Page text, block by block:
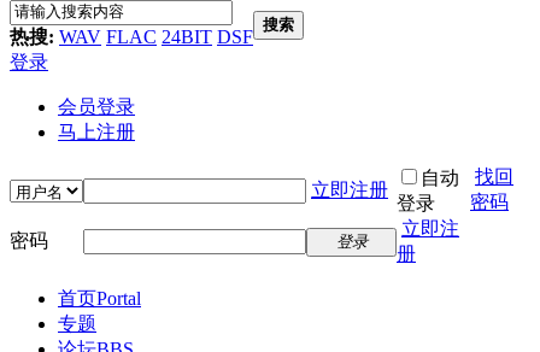
热搜: WAV FLAC 24BIT DSF
搜索
登录
会员登录
马上注册
立即注册
自动
登录
找回
密码
密码
登录
立即注
册
首页Portal
专题